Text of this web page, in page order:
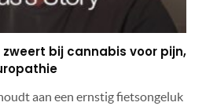
bij cannabis voor pijn,
aan een ernstig fietsongeluk